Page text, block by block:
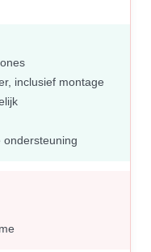
inclusief montage
ondersteuning